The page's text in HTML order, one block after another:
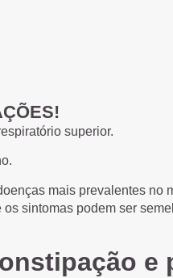
superior.
mais prevalentes
sintomas podem ser
e